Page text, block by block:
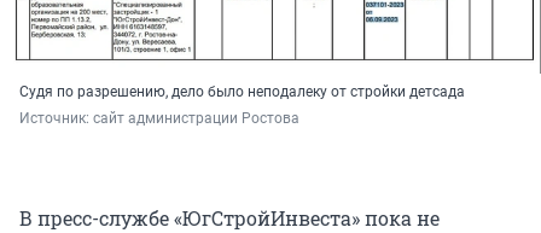
Судя по разрешению, дело было неподалеку от стройки детсада
Источник: сайт администрации Ростова
В пресс-службе «ЮгСтройИнвеста» пока не